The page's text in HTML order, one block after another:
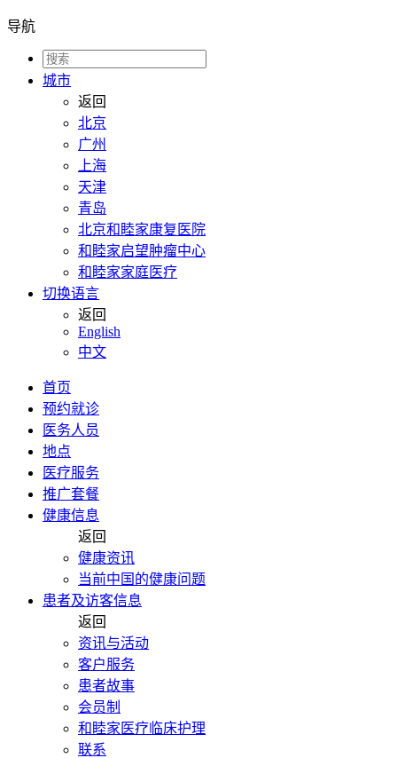
导航
城市
返回
北京
广州
上海
天津
青岛
北京和睦家康复医院
和睦家启望肿瘤中心
和睦家家庭医疗
切换语言
返回
English
中文
首页
预约就诊
医务人员
地点
医疗服务
推广套餐
健康信息
返回
健康资讯
当前中国的健康问题
患者及访客信息
返回
资讯与活动
客户服务
患者故事
会员制
和睦家医疗临床护理
联系